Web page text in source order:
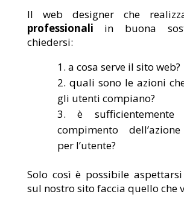
Il web designer che
professionali in buona
chiedersi:
a cosa serve il sito web?
quali sono le azioni
gli utenti compiano?
è
compimento
per l’utente?
Solo così è possibile aspettarsi
sul nostro sito faccia quello che